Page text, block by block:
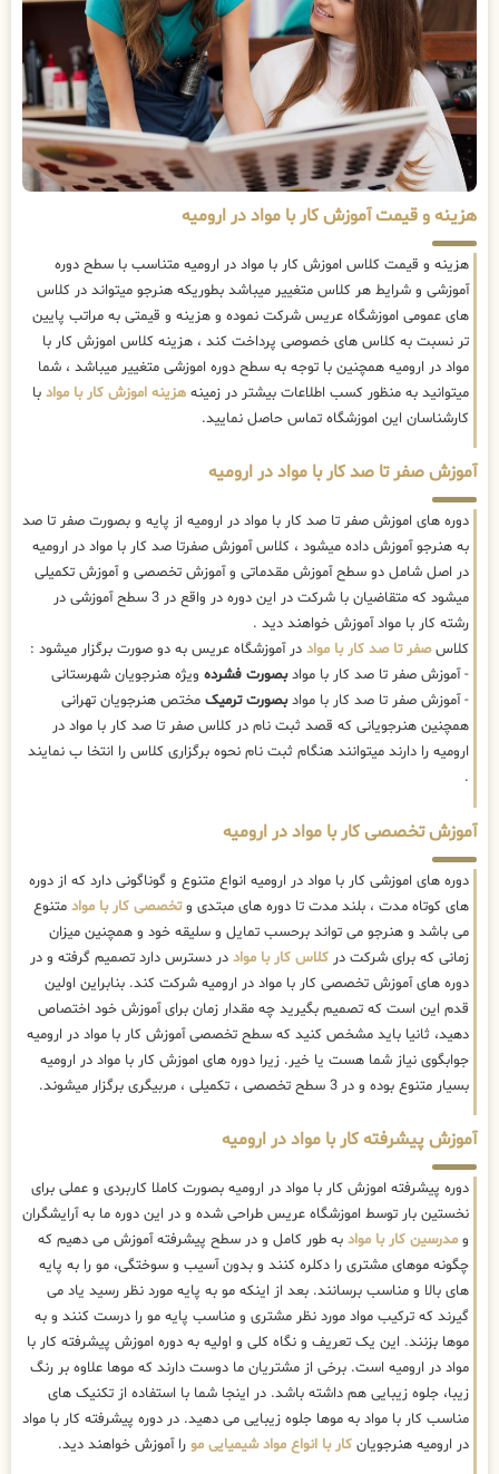
هزینه و قیمت آموزش کار با مواد در ارومیه
هزینه و قیمت کلاس اموزش کار با مواد در ارومیه متناسب با سطح دوره
آموزشی و شرایط هر کلاس متغییر میباشد بطوریکه هنرجو میتواند در کلاس
های عمومی اموزشگاه عریس شرکت نموده و هزینه و قیمتی به مراتب پایین
تر نسبت به کلاس های خصوصی پرداخت کند ، هزینه کلاس اموزش کار با
مواد در ارومیه همچنین با توجه به سطح دوره اموزشی متغییر میباشد ، شما
میتوانید به منظور کسب اطلاعات بیشتر در زمینه هزینه اموزش کار با مواد با
کارشناسان این اموزشگاه تماس حاصل نمایید.
آموزش صفر تا صد کار با مواد در ارومیه
دوره های اموزش صفر تا صد کار با مواد در ارومیه از پایه و بصورت صفر تا صد
به هنرجو آموزش داده میشود ، کلاس آموزش صفرتا صد کار با مواد در ارومیه
در اصل شامل دو سطح آموزش مقدماتی و آموزش تخصصی و آموزش تکمیلی
میشود که متقاضیان با شرکت در این دوره در واقع در 3 سطح آموزشی در
رشته کار با مواد آموزش خواهند دید .
کلاسصفر تا صد کار با مواد در آموزشگاه عریس به دو صورت برگزار میشود :
- آموزش صفر تا صد کار با موادبصورت فشرده ویژه هنرجویان شهرستانی
- آموزش صفر تا صد کار با موادبصورت ترمیک مختص هنرجویان تهرانی
همچنین هنرجویانی که قصد ثبت نام در کلاس صفر تا صد کار با مواد در
ارومیه را دارند میتوانند هنگام ثبت نام نحوه برگزاری کلاس را انتخا ب نمایند
.
آموزش تخصصی کار با مواد در ارومیه
دوره های اموزشی کار با مواد در ارومیه انواع متنوع و گوناگونی دارد که از دوره
های کوتاه مدت ، بلند مدت تا دوره های مبتدی وتخصصی کار با مواد متنوع
می باشد و هنرجو می تواند برحسب تمایل و سلیقه خود و همچنین میزان
زمانی که برای شرکت در کلاس کار با مواد در دسترس دارد تصمیم گرفته و در
دوره های آموزش تخصصی کار با مواد در ارومیه شرکت کند. بنابراین اولین
قدم این است که تصمیم بگیرید چه مقدار زمان برای آموزش خود اختصاص
دهید، ثانیا باید مشخص کنید که سطح تخصصی آموزش کار با مواد در ارومیه
جوابگوی نیاز شما هست یا خیر. زیرا دوره های اموزش کار با مواد در ارومیه
بسیار متنوع بوده و در 3 سطح تخصصی ، تکمیلی ، مربیگری برگزار میشوند.
آموزش پیشرفته کار با مواد در ارومیه
دوره پیشرفته اموزش کار با مواد در ارومیه بصورت کاملا کاربردی و عملی برای
نخستین بار توسط اموزشگاه عریس طراحی شده و در این دوره ما به آرایشگران
و مدرسین کار با مواد به طور کامل و در سطح پیشرفته آموزش می دهیم که
چگونه موهای مشتری را دکلره کنند و بدون آسیب و سوختگی، مو را به پایه
های بالا و مناسب برسانند. بعد از اینکه مو به پایه مورد نظر رسید یاد می
گیرند که ترکیب مواد مورد نظر مشتری و مناسب پایه مو را درست کنند و به
موها بزنند. این یک تعریف و نگاه کلی و اولیه به دوره اموزش پیشرفته کار با
مواد در ارومیه است. برخی از مشتریان ما دوست دارند که موها علاوه بر رنگ
زیبا، جلوه زیبایی هم داشته باشد. در اینجا شما با استفاده از تکنیک های
مناسب کار با مواد به موها جلوه زیبایی می دهید. در دوره پیشرفته کار با مواد
در ارومیه هنرجویان کار با انواع مواد شیمیایی مو را آموزش خواهند دید.